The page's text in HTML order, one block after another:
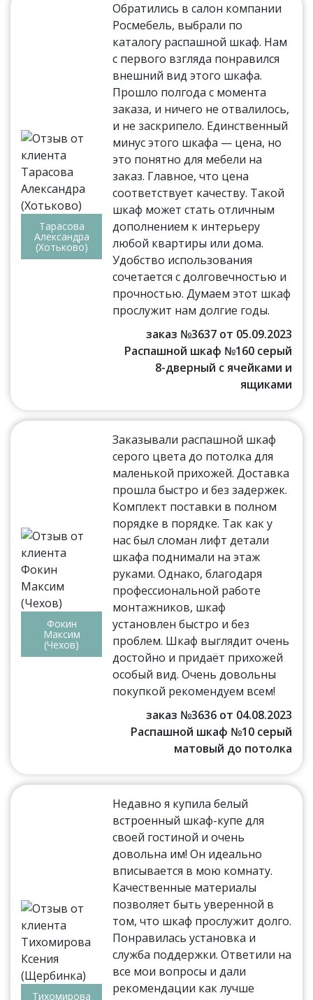
Тарасова
Александра
(Хотьково)
Обратились в салон компании
Росмебель, выбрали по
каталогу распашной шкаф. Нам
с первого взгляда понравился
внешний вид этого шкафа.
Прошло полгода с момента
заказа, и ничего не отвалилось,
и не заскрипело. Единственный
минус этого шкафа — цена, но
это понятно для мебели на
заказ. Главное, что цена
соответствует качеству. Такой
шкаф может стать отличным
дополнением к интерьеру
любой квартиры или дома.
Удобство использования
сочетается с долговечностью и
прочностью. Думаем этот шкаф
прослужит нам долгие годы.
заказ №3637 от 05.09.2023
Распашной шкаф №160 серый
8-дверный с ячейками и
ящиками
Фокин
Максим
(Чехов)
Заказывали распашной шкаф
серого цвета до потолка для
маленькой прихожей. Доставка
прошла быстро и без задержек.
Комплект поставки в полном
порядке в порядке. Так как у
нас был сломан лифт детали
шкафа поднимали на этаж
руками. Однако, благодаря
профессиональной работе
монтажников, шкаф
установлен быстро и без
проблем. Шкаф выглядит очень
достойно и придаёт прихожей
особый вид. Очень довольны
покупкой рекомендуем всем!
заказ №3636 от 04.08.2023
Распашной шкаф №10 серый
матовый до потолка
Тихомирова
Недавно я купила белый
встроенный шкаф-купе для
своей гостиной и очень
довольна им! Он идеально
вписывается в мою комнату.
Качественные материалы
позволяет быть уверенной в
том, что шкаф прослужит долго.
Понравилась установка и
служба поддержки. Ответили на
все мои вопросы и дали
рекомендации как лучше